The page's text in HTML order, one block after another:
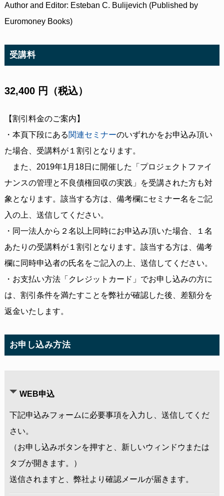
Author and Editor: Esteban C. Bulijevich (Published by
Euromoney Books)
受講料
32,400 円（税込）
【割引料金のご案内】
・本頁下段にある関連セミナーのいずれかをお申込み頂い
た場合、受講料が１割引となります。
また、2019年1月18日に開催した「プロジェクトファイ
ナンスの管理と不良債権回収の実践」を受講された方も対
象となります。該当する方は、備考欄にセミナー名をご記
入の上、送信してください。
・同一法人から２名以上同時にお申込み頂いた場合、１名
あたりの受講料が１割引となります。該当する方は、備考
欄に同時申込者の氏名をご記入の上、送信してください。
・お支払い方法「クレジットカード」でお申し込みの方に
は、割引条件を満たすことを弊社が確認した後、差額分を
返金いたします。
お申し込み方法
WEB申込
下記申込みフォームに必要事項を入力し、送信してくだ
さい。
（お申し込みボタンを押すと、新しいウィンドウまたは
タブが開きます。）
送信されますと、弊社より確認メールが届きます。